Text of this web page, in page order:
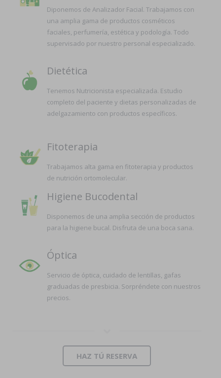
Diponemos de Analizador Facial. Trabajamos con
una amplia gama de productos cosméticos
faciales, perfumería, estética y podología. Todo
supervisado por nuestro personal especializado.
Dietética
Tenemos Nutricionista especializada. Estudio
completo del paciente y dietas personalizadas de
adelgazamiento con productos específicos.
Fitoterapia
Trabajamos alta gama en fitoterapia y productos
de nutrición ortomolecular.
Higiene Bucodental
Disponemos de una amplia sección de productos
para la higiene bucal. Disfruta de una boca sana.
Óptica
Servicio de óptica, cuidado de lentillas, gafas
graduadas de presbicia. Sorpréndete con nuestros
precios.
HAZ TÚ RESERVA